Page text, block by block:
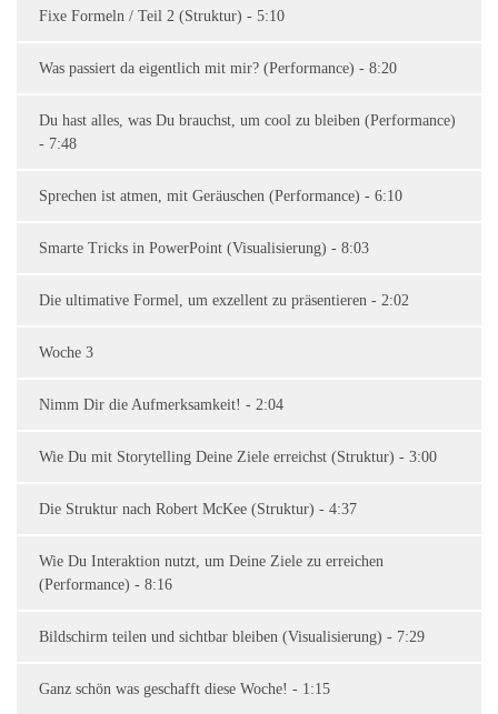
Fixe Formeln / Teil 2 (Struktur) - 5:10
Was passiert da eigentlich mit mir? (Performance) - 8:20
Du hast alles, was Du brauchst, um cool zu bleiben (Performance)
- 7:48
Sprechen ist atmen, mit Geräuschen (Performance) - 6:10
Smarte Tricks in PowerPoint (Visualisierung) - 8:03
Die ultimative Formel, um exzellent zu präsentieren - 2:02
Woche 3
Nimm Dir die Aufmerksamkeit! - 2:04
Wie Du mit Storytelling Deine Ziele erreichst (Struktur) - 3:00
Die Struktur nach Robert McKee (Struktur) - 4:37
Wie Du Interaktion nutzt, um Deine Ziele zu erreichen
(Performance) - 8:16
Bildschirm teilen und sichtbar bleiben (Visualisierung) - 7:29
Ganz schön was geschafft diese Woche! - 1:15